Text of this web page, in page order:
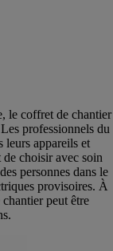
le coffret de chantier
professionnels du
appareils et
choisir avec soin
personnes dans le
provisoires. À
peut être